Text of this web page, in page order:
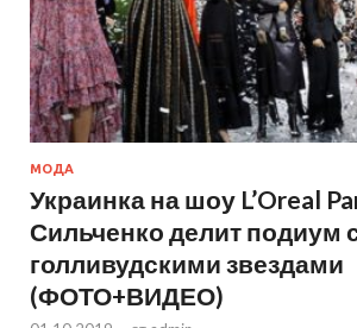
МОДА
Украинка на шоу L’Oreal
Сильченко делит подиум
голливудскими звездами
(ФОТО+ВИДЕО)